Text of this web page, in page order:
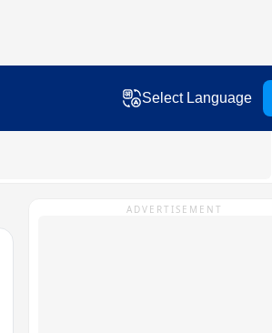
Select Language
ADVERTISEMENT